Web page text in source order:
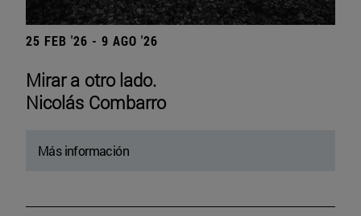
25 FEB '26 - 9 AGO '26
Mirar a otro lado.
Nicolás Combarro
Más información